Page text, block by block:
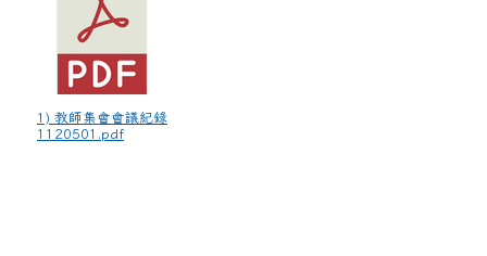
1) 教師集會會議紀錄
1120501.pdf